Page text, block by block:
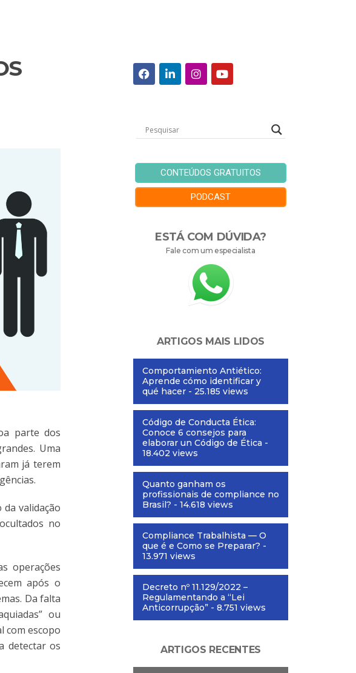
parte dos
Uma
já terem
validação
no
operações
após o
Da falta
ou
com escopo
detectar os
CONTEÚDOS GRATUITOS
PODCAST
ESTÁ COM DÚVIDA?
Fale com um especialista
ARTIGOS MAIS LIDOS
Comportamiento Antiético:
Aprende cómo identificar y
qué hacer - 25.185 views
Código de Conducta Ética:
Conoce 6 consejos para
elaborar un Código de Ética -
18.402 views
Quanto ganham os
profissionais de compliance no
Brasil? - 14.618 views
Compliance Trabalhista — O
que é e Como se Preparar? -
13.971 views
Decreto nº 11.129/2022 –
Regulamentando a “Lei
Anticorrupção” - 8.751 views
ARTIGOS RECENTES